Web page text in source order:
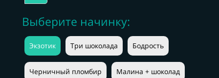
Выберите начинку:
Экзотик Три шоколада Бодрость
Черничный пломбир Малина + шоколад